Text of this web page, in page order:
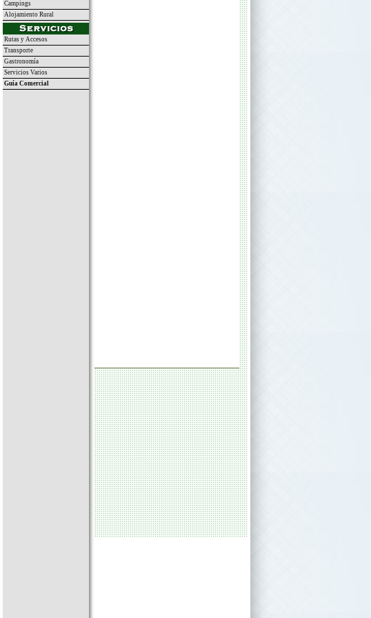
Campings
Alojamiento Rural
Rutas y Accesos
Transporte
Gastronomía
Servicios Varios
Guía Comercial